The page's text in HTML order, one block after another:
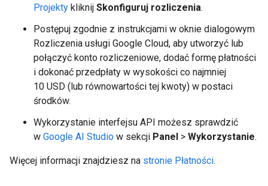
Projekty kliknij Skonfiguruj rozliczenia.
Postępuj zgodnie z instrukcjami w oknie dialogowym
Rozliczenia usługi Google Cloud, aby utworzyć lub
połączyć konto rozliczeniowe, dodać formę płatności
i dokonać przedpłaty w wysokości co najmniej
10 USD (lub równowartości tej kwoty) w postaci
środków.
Wykorzystanie interfejsu API możesz sprawdzić
w Google AI Studio w sekcji Panel > Wykorzystanie.
Więcej informacji znajdziesz na stronie Płatności.